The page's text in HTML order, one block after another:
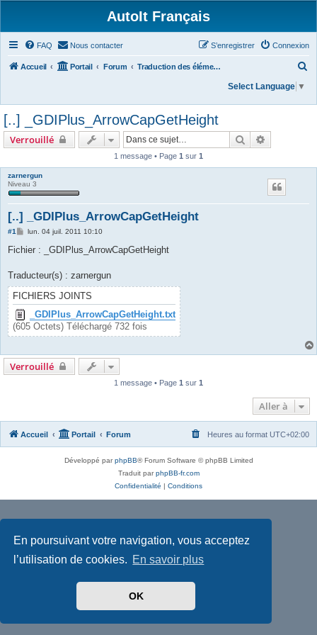
En poursuivant votre navigation, vous acceptez
l’utilisation de cookies. En savoir plus
OK
AutoIt Français
FAQ Nous contacter Connexion
S’enregistrer
Accueil Portail Forum Traduction des éléments du dossier /txtlibfunctions/
c
e
Select Language ▼
[..] _GDIPlus_ArrowCapGetHeight
Verrouillé Rechercher
1 message • Page 1 sur 1
zarnergun
Niveau 3
[..] _GDIPlus_ArrowCapGetHeight
#1
M
s
g
lun. 04 juil. 2011 10:10
Fichier : _GDIPlus_ArrowCapGetHeight
Traducteur(s) : zarnergun
FICHIERS JOINTS
_GDIPlus_ArrowCapGetHeight.txt
(605 Octets) Téléchargé 732 fois
Verrouillé
1 message • Page 1 sur 1
Aller à
Accueil Portail Forum Heures au format UTC+02:00
Développé parphpBB® Forum Software © phpBB Limited
Traduit parphpBB-fr.com
Confidentialité | Conditions